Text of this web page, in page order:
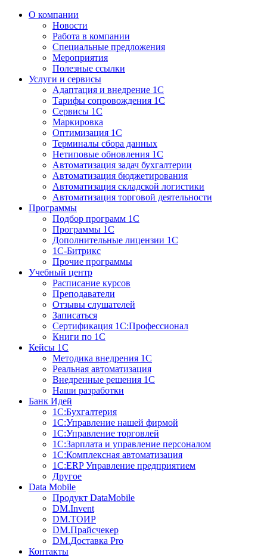
О компании
Новости
Работа в компании
Специальные предложения
Мероприятия
Полезные ссылки
Услуги и сервисы
Адаптация и внедрение 1С
Тарифы сопровождения 1С
Сервисы 1С
Маркировка
Оптимизация 1С
Терминалы сбора данных
Нетиповые обновления 1С
Автоматизация задач бухгалтерии
Автоматизация бюджетирования
Автоматизация складской логистики
Автоматизация торговой деятельности
Программы
Подбор программ 1С
Программы 1С
Дополнительные лицензии 1С
1С-Битрикс
Прочие программы
Учебный центр
Расписание курсов
Преподаватели
Отзывы слушателей
Записаться
Сертификация 1С:Профессионал
Книги по 1С
Кейсы 1С
Методика внедрения 1С
Реальная автоматизация
Внедренные решения 1С
Наши разработки
Банк Идей
1С:Бухгалтерия
1С:Управление нашей фирмой
1С:Управление торговлей
1С:Зарплата и управление персоналом
1С:Комплексная автоматизация
1С:ERP Управление предприятием
Другое
Data Mobile
Продукт DataMobile
DM.Invent
DM.ТОИР
DM.Прайсчекер
DM.Доставка Pro
Контакты